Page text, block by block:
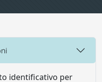
identificativo per